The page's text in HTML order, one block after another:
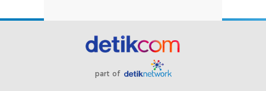
part of